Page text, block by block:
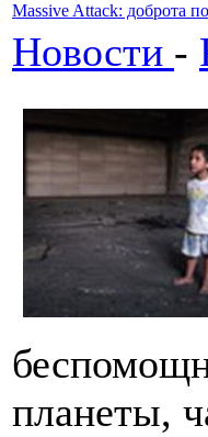
Massive Attack: доброта
Новости -
планеты,